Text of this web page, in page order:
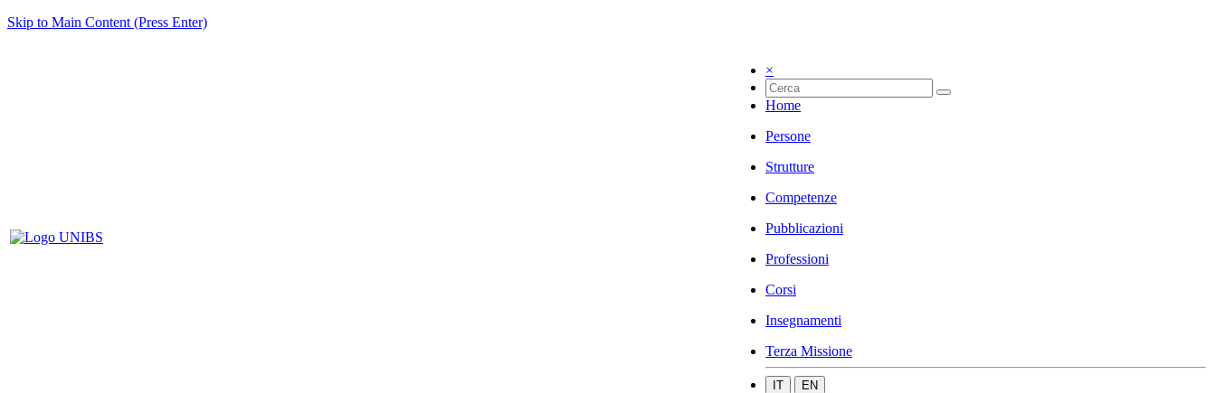
Skip to Main Content (Press Enter)
×
Home
Persone
Strutture
Competenze
Pubblicazioni
Professioni
Corsi
Insegnamenti
Terza Missione
IT EN